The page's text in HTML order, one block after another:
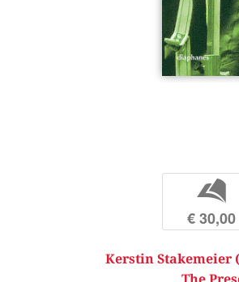
b
€ 30,00
Kerstin Stakemeier
The